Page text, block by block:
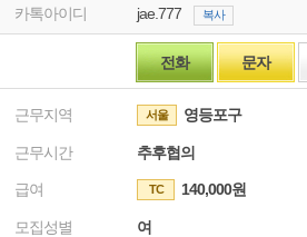
카톡아이디 jae.777 복사
전화 문자
근무지역 서울 영등포구
근무시간 추후협의
급여 TC 140,000원
모집성별 여